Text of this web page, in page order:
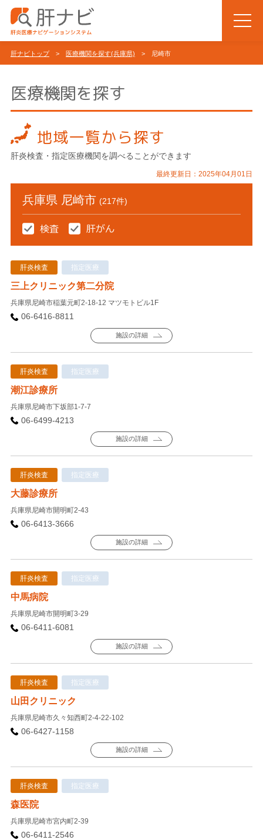
肝ナビトップ> 医療機関を探す(兵庫県) > 尼崎市
医療機関を探す
地域一覧から探す
肝炎検査・指定医療機関を調べることができます
最終更新日：2025年04月01日
兵庫県 尼崎市 (217件)
肝炎検査 指定医療
三上クリニック第二分院
兵庫県尼崎市稲葉元町2-18-12 マツモトビル1F
06-6416-8811
施設の詳細
肝炎検査 指定医療
潮江診療所
兵庫県尼崎市下坂部1-7-7
06-6499-4213
施設の詳細
肝炎検査 指定医療
大藤診療所
兵庫県尼崎市開明町2-43
06-6413-3666
施設の詳細
肝炎検査 指定医療
中馬病院
兵庫県尼崎市開明町3-29
06-6411-6081
施設の詳細
肝炎検査 指定医療
山田クリニック
兵庫県尼崎市久々知西町2-4-22-102
06-6427-1158
施設の詳細
肝炎検査 指定医療
森医院
兵庫県尼崎市宮内町2-39
06-6411-2546